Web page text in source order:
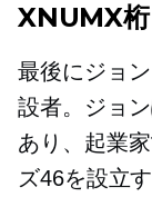
XNUMX桁
最後にジョ
設者。ジョ
あり、起業
ズ46を設立